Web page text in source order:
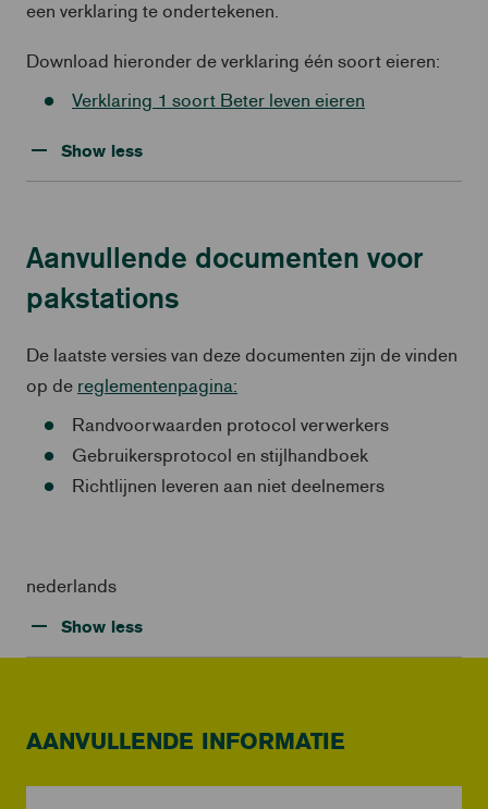
een verklaring te ondertekenen.
Download hieronder de verklaring één soort eieren:
Verklaring 1 soort Beter leven eieren
Show less
Aanvullende documenten voor
pakstations
De laatste versies van deze documenten zijn de vinden
op de reglementenpagina:
Randvoorwaarden protocol verwerkers
Gebruikersprotocol en stijlhandboek
Richtlijnen leveren aan niet deelnemers
nederlands
Show less
AANVULLENDE INFORMATIE